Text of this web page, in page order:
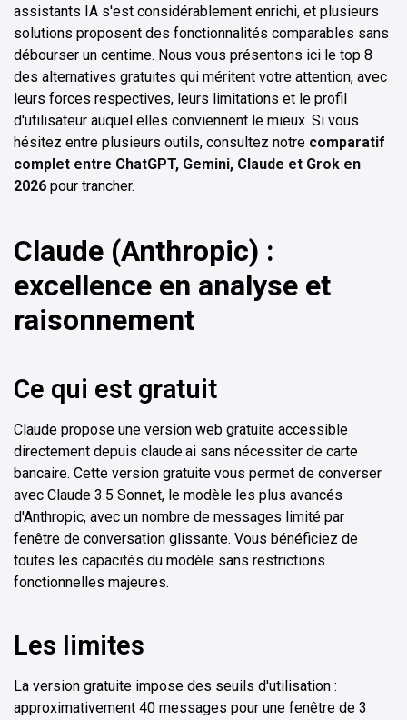
assistants IA s'est considérablement enrichi, et plusieurs
solutions proposent des fonctionnalités comparables sans
débourser un centime. Nous vous présentons ici le top 8
des alternatives gratuites qui méritent votre attention, avec
leurs forces respectives, leurs limitations et le profil
d'utilisateur auquel elles conviennent le mieux. Si vous
hésitez entre plusieurs outils, consultez notre comparatif
complet entre ChatGPT, Gemini, Claude et Grok en
2026 pour trancher.
Claude (Anthropic) :
excellence en analyse et
raisonnement
Ce qui est gratuit
Claude propose une version web gratuite accessible
directement depuis claude.ai sans nécessiter de carte
bancaire. Cette version gratuite vous permet de converser
avec Claude 3.5 Sonnet, le modèle les plus avancés
d'Anthropic, avec un nombre de messages limité par
fenêtre de conversation glissante. Vous bénéficiez de
toutes les capacités du modèle sans restrictions
fonctionnelles majeures.
Les limites
La version gratuite impose des seuils d'utilisation :
approximativement 40 messages pour une fenêtre de 3